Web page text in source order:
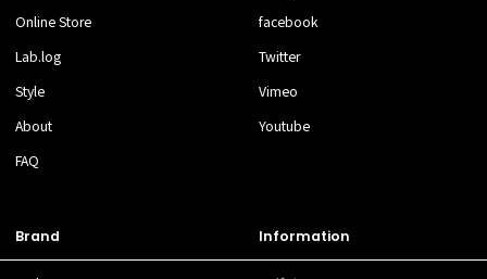
Online Store
Lab.log
Style
About
FAQ
Brand
facebook
Twitter
Vimeo
Youtube
Information